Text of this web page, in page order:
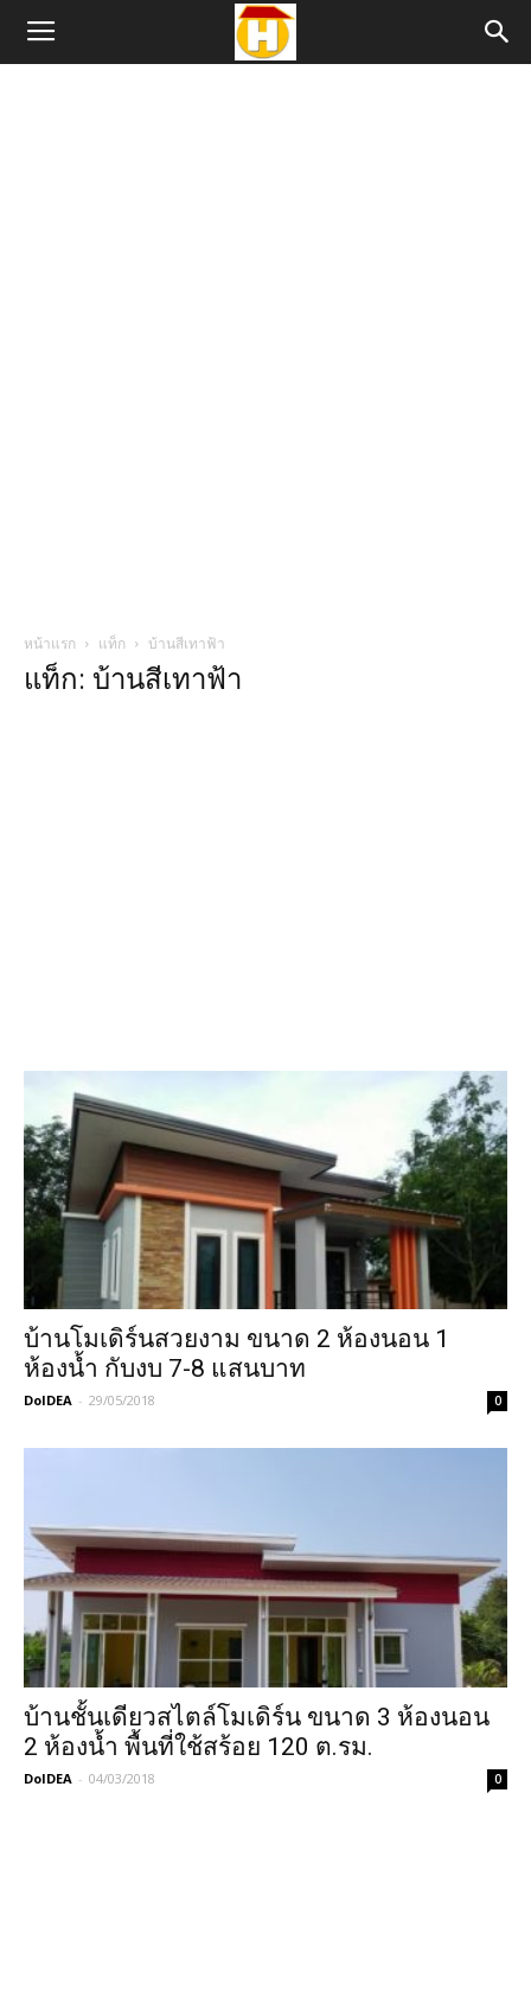
หน้าแรก แท็ก บ้านสีเทาฟ้า
แท็ก: บ้านสีเทาฟ้า
บ้านโมเดิร์นสวยงาม ขนาด 2 ห้องนอน 1
ห้องน้ำ กับงบ 7-8 แสนบาท
DoIDEA - 29/05/2018 0
บ้านชั้นเดียวสไตล์โมเดิร์น ขนาด 3 ห้องนอน
2 ห้องน้ำ พื้นที่ใช้สร้อย 120 ต.รม.
DoIDEA - 04/03/2018 0